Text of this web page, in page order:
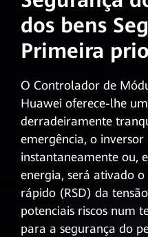
dos bens
Primeira
O Controlador de
Huawei oferece-lhe
derradeiramente
emergência, o inversor
instantaneamente ou,
energia, será ativado
rápido (RSD) da
potenciais riscos num
para a segurança do